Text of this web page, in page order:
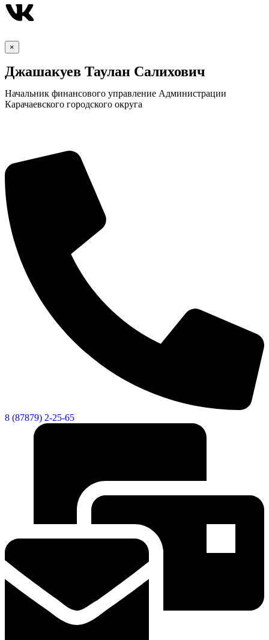
×
Джашакуев Таулан Салихович
Начальник финансового управление Администрации
Карачаевского городского округа
8 (87879) 2-25-65